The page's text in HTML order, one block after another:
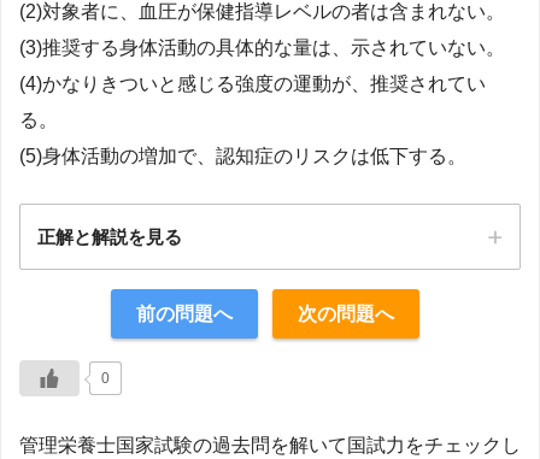
(2)対象者に、血圧が保健指導レベルの者は含まれない。
(3)推奨する身体活動の具体的な量は、示されていない。
(4)かなりきついと感じる強度の運動が、推奨されてい
る。
(5)身体活動の増加で、認知症のリスクは低下する。
正解と解説を見る
前の問題へ 次の問題へ
0
管理栄養士国家試験の過去問を解いて国試力をチェックし